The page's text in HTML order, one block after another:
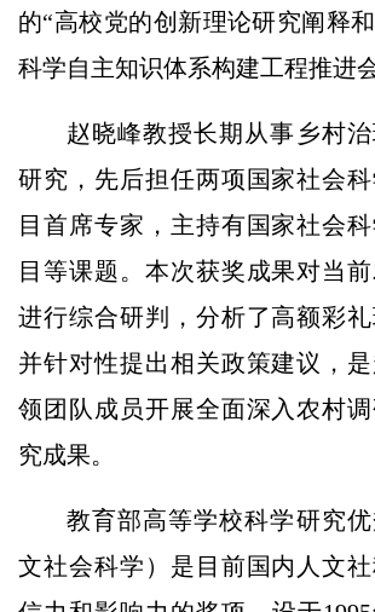
的“高校党的创新理论研究阐释
科学自主知识体系构建工程推进
赵晓峰教授长期从事乡村
研究，先后担任两项国家社会
目首席专家，主持有国家社会
目等课题。本次获奖成果对当
进行综合研判，分析了高额彩礼
并针对性提出相关政策建议，
领团队成员开展全面深入农村
究成果。
教育部高等学校科学研究
文社会科学）是目前国内人文